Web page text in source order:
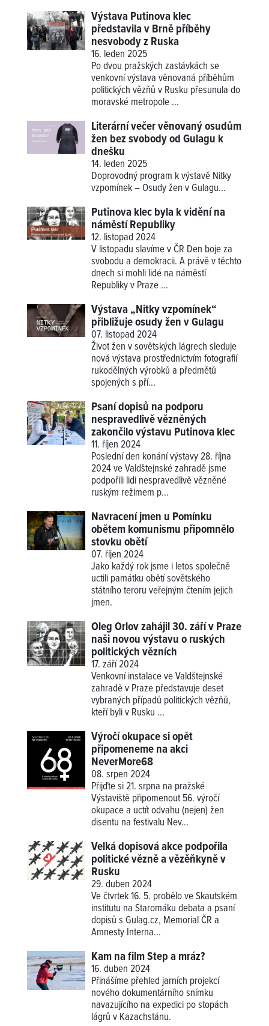
Výstava Putinova klec
představila v Brně příběhy
nesvobody z Ruska
16. leden 2025
Po dvou pražských zastávkách se
venkovní výstava věnovaná příběhům
politických vězňů v Rusku přesunula do
moravské metropole ...
Literární večer věnovaný osudům
žen bez svobody od Gulagu k
dnešku
14. leden 2025
Doprovodný program k výstavě Nitky
vzpomínek – Osudy žen v Gulagu...
Putinova klec byla k vidění na
náměstí Republiky
12. listopad 2024
V listopadu slavíme v ČR Den boje za
svobodu a demokracii. A právě v těchto
dnech si mohli lidé na náměstí
Republiky v Praze ...
Výstava „Nitky vzpomínek“
přibližuje osudy žen v Gulagu
07. listopad 2024
Život žen v sovětských lágrech sleduje
nová výstava prostřednictvím fotografií
rukodělných výrobků a předmětů
spojených s pří...
Psaní dopisů na podporu
nespravedlivě vězněných
zakončilo výstavu Putinova klec
11. říjen 2024
Poslední den konání výstavy 28. října
2024 ve Valdštejnské zahradě jsme
podpořili lidi nespravedlivě vězněné
ruským režimem p...
Navracení jmen u Pomínku
obětem komunismu připomnělo
stovku obětí
07. říjen 2024
Jako každý rok jsme i letos společně
uctili památku obětí sovětského
státního teroru veřejným čtením jejich
jmen.
Oleg Orlov zahájil 30. září v Praze
naši novou výstavu o ruských
politických vězních
17. září 2024
Venkovní instalace ve Valdštejnské
zahradě v Praze představuje deset
vybraných případů politických vězňů,
kteří byli v Rusku ...
Výročí okupace si opět
připomeneme na akci
NeverMore68
08. srpen 2024
Přijďte si 21. srpna na pražské
Výstaviště připomenout 56. výročí
okupace a uctít odvahu (nejen) žen
disentu na festivalu Nev...
Velká dopisová akce podpořila
politické vězně a vězěňkyně v
Rusku
29. duben 2024
Ve čtvrtek 16. 5. probělo ve Skautském
institutu na Staromáku debata a psaní
dopisů s Gulag.cz, Memorial ČR a
Amnesty Interna...
Kam na film Step a mráz?
16. duben 2024
Přinášíme přehled jarních projekcí
nového dokumentárního snímku
navazujícího na expedici po stopách
lágrů v Kazachstánu.